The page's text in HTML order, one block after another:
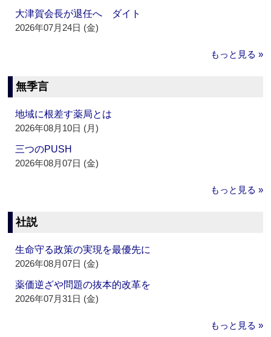
大津賀会長が退任へ ダイト
2026年07月24日 (金)
もっと見る »
無季言
地域に根差す薬局とは
2026年08月10日 (月)
三つのPUSH
2026年08月07日 (金)
もっと見る »
社説
生命守る政策の実現を最優先に
2026年08月07日 (金)
薬価逆ざや問題の抜本的改革を
2026年07月31日 (金)
もっと見る »